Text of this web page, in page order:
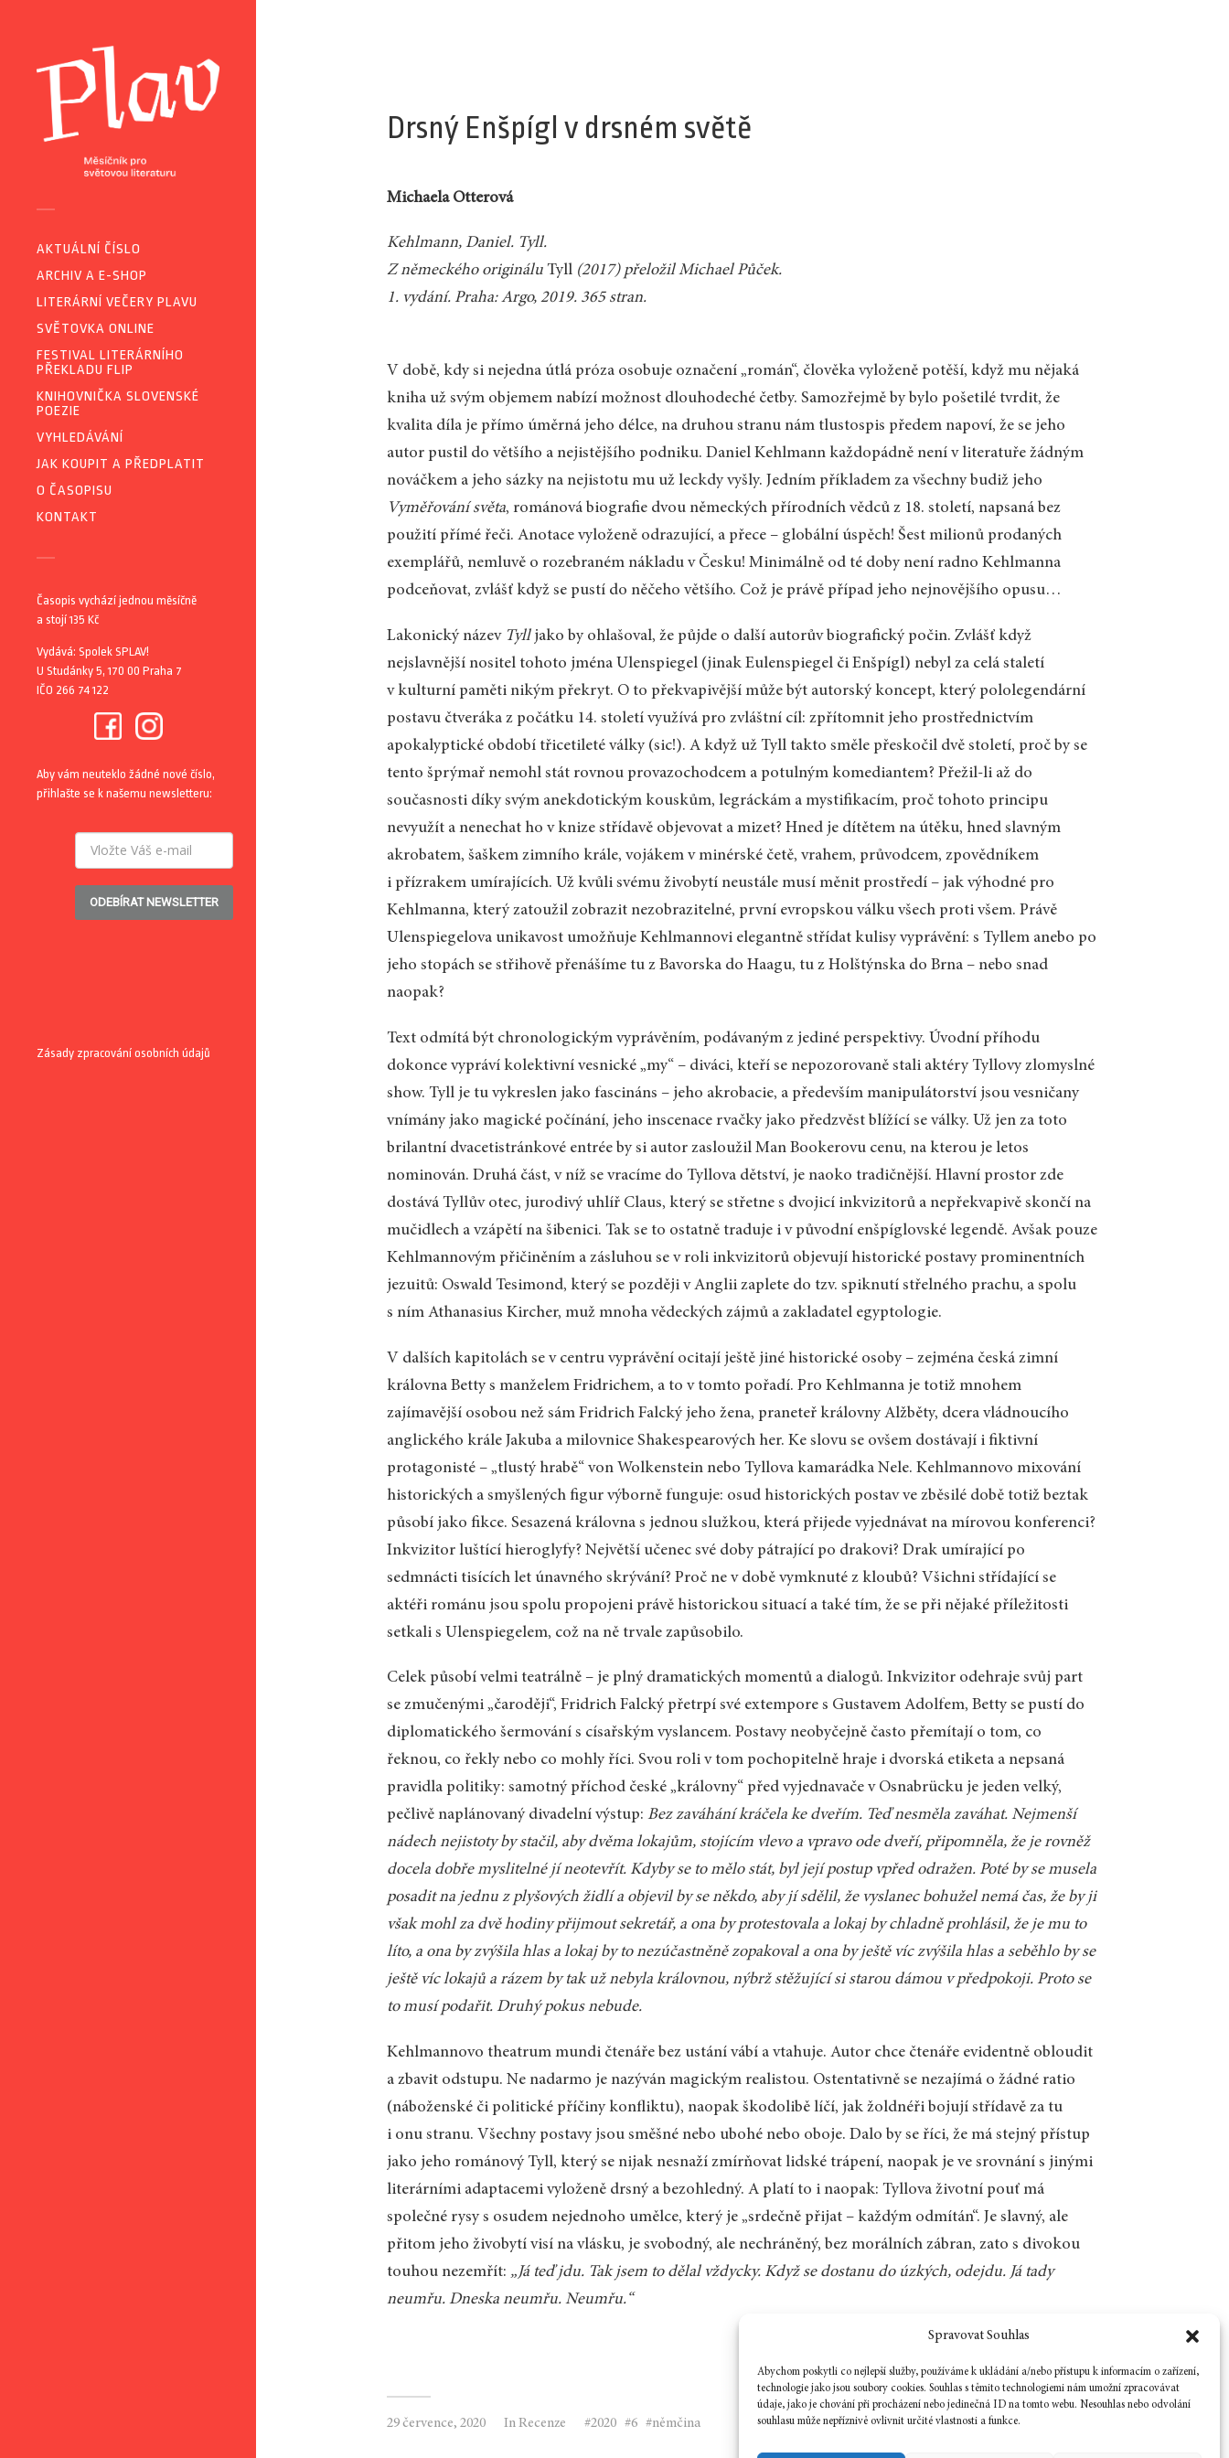
Spravovat Souhlas
Abychom poskytli co nejlepší služby, používáme k ukládání a/nebo přístupu k informacím o zařízení,
technologie jako jsou soubory cookies. Souhlas s těmito technologiemi nám umožní zpracovávat
údaje, jako je chování při procházení nebo jedinečná ID na tomto webu. Nesouhlas nebo odvolání
souhlasu může nepříznivě ovlivnit určité vlastnosti a funkce.
AKTUÁLNÍ ČÍSLO
ARCHIV A E-SHOP
LITERÁRNÍ VEČERY PLAVU
SVĚTOVKA ONLINE
FESTIVAL LITERÁRNÍHO
PŘEKLADU FLIP
KNIHOVNIČKA SLOVENSKÉ
POEZIE
VYHLEDÁVÁNÍ
JAK KOUPIT A PŘEDPLATIT
O ČASOPISU
KONTAKT
Časopis vychází jednou měsíčně
a stojí 135 Kč
Vydává: Spolek SPLAV!
U Studánky 5, 170 00 Praha 7
IČO 266 74 122
Aby vám neuteklo žádné nové číslo,
přihlašte se k našemu newsletteru:
ODEBÍRAT NEWSLETTER
Zásady zpracování osobních údajů
Drsný Enšpígl v drsném světě
Michaela Otterová
Kehlmann, Daniel. Tyll.
Z německého origináluTyll (2017) přeložil Michael Půček.
1. vydání. Praha: Argo, 2019. 365 stran.
V době, kdy si nejedna útlá próza osobuje označení „román“, člověka vyloženě potěší, když mu nějaká
kniha už svým objemem nabízí možnost dlouhodeché četby. Samozřejmě by bylo pošetilé tvrdit, že
kvalita díla je přímo úměrná jeho délce, na druhou stranu nám tlustospis předem napoví, že se jeho
autor pustil do většího a nejistějšího podniku. Daniel Kehlmann každopádně není v literatuře žádným
nováčkem a jeho sázky na nejistotu mu už leckdy vyšly. Jedním příkladem za všechny budiž jeho
Vyměřování světa, románová biografie dvou německých přírodních vědců z 18. století, napsaná bez
použití přímé řeči. Anotace vyloženě odrazující, a přece – globální úspěch! Šest milionů prodaných
exemplářů, nemluvě o rozebraném nákladu v Česku! Minimálně od té doby není radno Kehlmanna
podceňovat, zvlášť když se pustí do něčeho většího. Což je právě případ jeho nejnovějšího opusu…
Lakonický název Tylljako by ohlašoval, že půjde o další autorův biografický počin. Zvlášť když
nejslavnější nositel tohoto jména Ulenspiegel (jinak Eulenspiegel či Enšpígl) nebyl za celá staletí
v kulturní paměti nikým překryt. O to překvapivější může být autorský koncept, který pololegendární
postavu čtveráka z počátku 14. století využívá pro zvláštní cíl: zpřítomnit jeho prostřednictvím
apokalyptické období třicetileté války (sic!). A když už Tyll takto směle přeskočil dvě století, proč by se
tento šprýmař nemohl stát rovnou provazochodcem a potulným komediantem? Přežil-li až do
současnosti díky svým anekdotickým kouskům, legráckám a mystifikacím, proč tohoto principu
nevyužít a nenechat ho v knize střídavě objevovat a mizet? Hned je dítětem na útěku, hned slavným
akrobatem, šaškem zimního krále, vojákem v minérské četě, vrahem, průvodcem, zpovědníkem
i přízrakem umírajících. Už kvůli svému živobytí neustále musí měnit prostředí – jak výhodné pro
Kehlmanna, který zatoužil zobrazit nezobrazitelné, první evropskou válku všech proti všem. Právě
Ulenspiegelova unikavost umožňuje Kehlmannovi elegantně střídat kulisy vyprávění: s Tyllem anebo po
jeho stopách se střihově přenášíme tu z Bavorska do Haagu, tu z Holštýnska do Brna – nebo snad
naopak?
Text odmítá být chronologickým vyprávěním, podávaným z jediné perspektivy. Úvodní příhodu
dokonce vypráví kolektivní vesnické „my“ – diváci, kteří se nepozorovaně stali aktéry Tyllovy zlomyslné
show. Tyll je tu vykreslen jako fascináns – jeho akrobacie, a především manipulátorství jsou vesničany
vnímány jako magické počínání, jeho inscenace rvačky jako předzvěst blížící se války. Už jen za toto
brilantní dvacetistránkové entrée by si autor zasloužil Man Bookerovu cenu, na kterou je letos
nominován. Druhá část, v níž se vracíme do Tyllova dětství, je naoko tradičnější. Hlavní prostor zde
dostává Tyllův otec, jurodivý uhlíř Claus, který se střetne s dvojicí inkvizitorů a nepřekvapivě skončí na
mučidlech a vzápětí na šibenici. Tak se to ostatně traduje i v původní enšpíglovské legendě. Avšak pouze
Kehlmannovým přičiněním a zásluhou se v roli inkvizitorů objevují historické postavy prominentních
jezuitů: Oswald Tesimond, který se později v Anglii zaplete do tzv. spiknutí střelného prachu, a spolu
s ním Athanasius Kircher, muž mnoha vědeckých zájmů a zakladatel egyptologie.
V dalších kapitolách se v centru vyprávění ocitají ještě jiné historické osoby – zejména česká zimní
královna Betty s manželem Fridrichem, a to v tomto pořadí. Pro Kehlmanna je totiž mnohem
zajímavější osobou než sám Fridrich Falcký jeho žena, praneteř královny Alžběty, dcera vládnoucího
anglického krále Jakuba a milovnice Shakespearových her. Ke slovu se ovšem dostávají i fiktivní
protagonisté – „tlustý hrabě“ von Wolkenstein nebo Tyllova kamarádka Nele. Kehlmannovo mixování
historických a smyšlených figur výborně funguje: osud historických postav ve zběsilé době totiž beztak
působí jako fikce. Sesazená královna s jednou služkou, která přijede vyjednávat na mírovou konferenci?
Inkvizitor luštící hieroglyfy? Největší učenec své doby pátrající po drakovi? Drak umírající po
sedmnácti tisících let únavného skrývání? Proč ne v době vymknuté z kloubů? Všichni střídající se
aktéři románu jsou spolu propojeni právě historickou situací a také tím, že se při nějaké příležitosti
setkali s Ulenspiegelem, což na ně trvale zapůsobilo.
Celek působí velmi teatrálně – je plný dramatických momentů a dialogů. Inkvizitor odehraje svůj part
se zmučenými „čaroději“, Fridrich Falcký přetrpí své extempore s Gustavem Adolfem, Betty se pustí do
diplomatického šermování s císařským vyslancem. Postavy neobyčejně často přemítají o tom, co
řeknou, co řekly nebo co mohly říci. Svou roli v tom pochopitelně hraje i dvorská etiketa a nepsaná
pravidla politiky: samotný příchod české „královny“ před vyjednavače v Osnabrücku je jeden velký,
pečlivě naplánovaný divadelní výstup:Bez zaváhání kráčela ke dveřím. Teď nesměla zaváhat. Nejmenší
nádech nejistoty by stačil, aby dvěma lokajům, stojícím vlevo a vpravo ode dveří, připomněla, že je rovněž
docela dobře myslitelné jí neotevřít. Kdyby se to mělo stát, byl její postup vpřed odražen. Poté by se musela
posadit na jednu z plyšových židlí a objevil by se někdo, aby jí sdělil, že vyslanec bohužel nemá čas, že by ji
však mohl za dvě hodiny přijmout sekretář, a ona by protestovala a lokaj by chladně prohlásil, že je mu to
líto, a ona by zvýšila hlas a lokaj by to nezúčastněně zopakoval a ona by ještě víc zvýšila hlas a seběhlo by se
ještě víc lokajů a rázem by tak už nebyla královnou, nýbrž stěžující si starou dámou v předpokoji. Proto se
to musí podařit. Druhý pokus nebude.
Kehlmannovo theatrum mundi čtenáře bez ustání vábí a vtahuje. Autor chce čtenáře evidentně obloudit
a zbavit odstupu. Ne nadarmo je nazýván magickým realistou. Ostentativně se nezajímá o žádné ratio
(náboženské či politické příčiny konfliktu), naopak škodolibě líčí, jak žoldnéři bojují střídavě za tu
i onu stranu. Všechny postavy jsou směšné nebo ubohé nebo oboje. Dalo by se říci, že má stejný přístup
jako jeho románový Tyll, který se nijak nesnaží zmírňovat lidské trápení, naopak je ve srovnání s jinými
literárními adaptacemi vyloženě drsný a bezohledný. A platí to i naopak: Tyllova životní pouť má
společné rysy s osudem nejednoho umělce, který je „srdečně přijat – každým odmítán“. Je slavný, ale
přitom jeho živobytí visí na vlásku, je svobodný, ale nechráněný, bez morálních zábran, zato s divokou
touhou nezemřít: „Já teď jdu. Tak jsem to dělal vždycky. Když se dostanu do úzkých, odejdu. Já tady
neumřu. Dneska neumřu. Neumřu.“
29 července, 2020 InRecenze 2020 6 němčina